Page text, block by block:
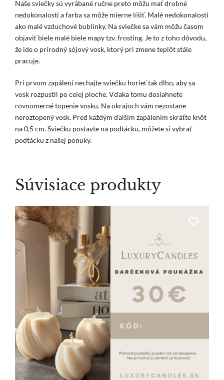
Naše sviečky sú vyrábané ručne preto môžu mať drobné
nedokonalosti a farba sa môže mierne líšiť. Malé nedokonalosti
ako malé vzduchové bublinky. Na sviečke sa vám môžu časom
objaviť biele malé biele mapy tzv. frosting. Je to z toho dôvodu,
že ide o prírodný sójový vosk, ktorý pri zmene teplôt stále
pracuje.
Pri prvom zapálení nechajte sviečku horieť tak dlho, aby sa
vosk rozpustil po celej ploche. Vďaka tomu dosiahnete
rovnomerné topenie vosku. Na okrajoch vám nezostane
neroztopený vosk. Pred každým ďalším zapálením skráťte knôt
na 0,5 cm. Sviečku postavte na podtácku, môžete si vybrať
podtácku z našej ponuky.
Súvisiace produkty